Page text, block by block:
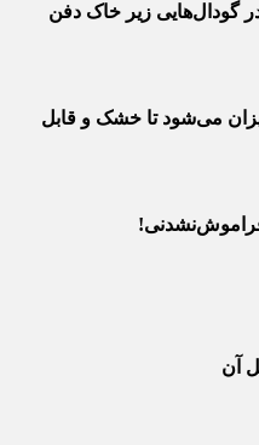
گودال‌هایی زیر خاک دفن
می‌شود تا خشک و قابل
آن